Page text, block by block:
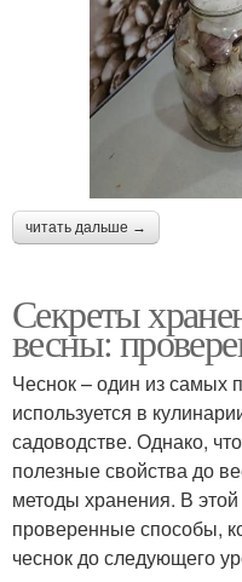
читать дальше →
Секреты
весны:
Чеснок – один из самых
используется в
садоводстве. Однако,
полезные свойства до
методы хранения. В
проверенные способы,
чеснок до следующего